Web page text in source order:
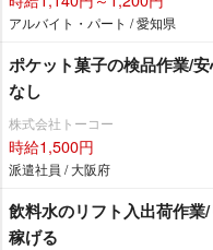
アルバイト・パート / 愛知県
ポケット菓子の検品作業/
なし
株式会社トーコー
時給1,500円
派遣社員 / 大阪府
飲料水のリフト入出荷作
稼げる